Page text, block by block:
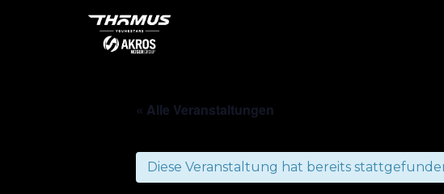
« Alle Veranstaltungen
Diese Veranstaltung hat bereits